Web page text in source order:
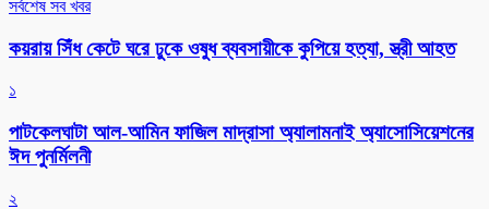
সর্বশেষ সব খবর
কয়রায় সিঁধ কেটে ঘরে ঢুকে ওষুধ ব্যবসায়ীকে কুপিয়ে হত্যা, স্ত্রী আহত
১
পাটকেলঘাটা আল-আমিন ফাজিল মাদ্রাসা অ্যালামনাই অ্যাসোসিয়েশনের
ঈদ পুনর্মিলনী
২